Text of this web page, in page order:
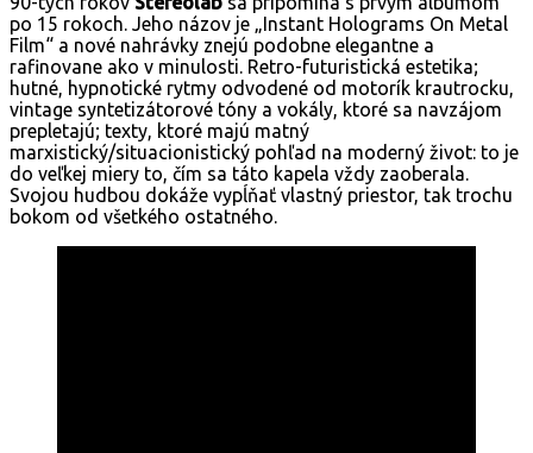
po 15 rokoch. Jeho názov je „Instant Holograms On Metal
Film“ a nové nahrávky znejú podobne elegantne a
rafinovane ako v minulosti. Retro-futuristická estetika;
hutné, hypnotické rytmy odvodené od motorík krautrocku,
vintage syntetizátorové tóny a vokály, ktoré sa navzájom
prepletajú; texty, ktoré majú matný
marxistický/situacionistický pohľad na moderný život: to je
do veľkej miery to, čím sa táto kapela vždy zaoberala.
Svojou hudbou dokáže vypĺňať vlastný priestor, tak trochu
bokom od všetkého ostatného.